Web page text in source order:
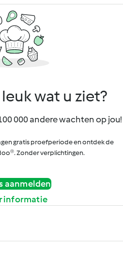
wat u ziet?
000 andere wachten op jou!
gratis proefperiode en ontdek de
Zonder verplichtingen.
aanmelden
informatie